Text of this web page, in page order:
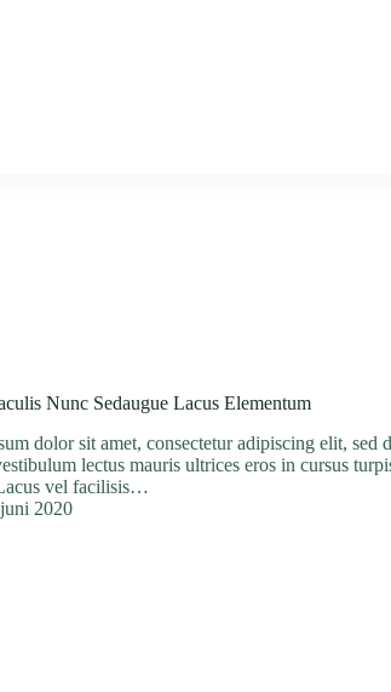
Nunc Sedaugue Lacus Elementum
dolor sit amet, consectetur adipiscing elit,
lectus mauris ultrices eros in cursus
vel facilisis…
2020